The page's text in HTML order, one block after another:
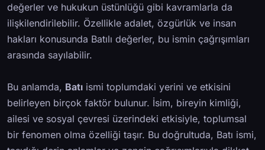
değerler ve hukukun üstünlüğü gibi kavramlarla da
ilişkilendirilebilir. Özellikle adalet, özgürlük ve insan
hakları konusunda Batılı değerler, bu ismin çağrışımları
arasında sayılabilir.
Bu anlamda, Batı ismi toplumdaki yerini ve etkisini
belirleyen birçok faktör bulunur. İsim, bireyin kimliği,
ailesi ve sosyal çevresi üzerindeki etkisiyle, toplumsal
bir fenomen olma özelliği taşır. Bu doğrultuda, Batı ismi,